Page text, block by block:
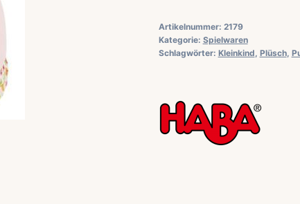
Artikelnummer: 2179
Kategorie: Spielwaren
Schlagwörter: Kleinkind, Plüsch,